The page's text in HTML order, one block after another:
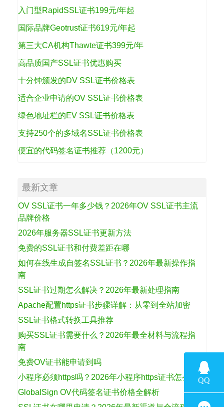
入门型RapidSSL证书199元/年起
国际品牌Geotrust证书619元/年起
第三大CA机构Thawte证书399元/年
高品质国产SSL证书优惠购买
十分钟颁发的DV SSL证书价格表
适合企业申请的OV SSL证书价格表
绿色地址栏的EV SSL证书价格表
支持250个的多域名SSL证书价格表
便宜的代码签名证书推荐（1200元）
最新文章
OV SSL证书一年多少钱？2026年OV SSL证书主流
品牌价格
2026年服务器SSL证书更新方法
免费的SSL证书和付费差距在哪
如何在线生成自签名SSL证书？2026年最新操作指
南
SSL证书过期怎么解决？2026年最新处理指南
Apache配置https证书步骤详解：从零到全站加密
SSL证书格式转换工具推荐
购买SSL证书需要什么？2026年最全材料与流程指
南
免费OV证书能申请到吗
小程序必须https吗？2026年小程序https证书怎么选
GlobalSign OV代码签名证书价格全解析